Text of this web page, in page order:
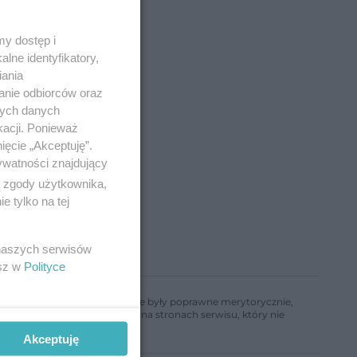
informacje w nim zawarte były poprawne merytorycznie,
informacji zamieszczonych na stronach serwisu, który nie
dostęp i
identyfikatory,
odbiorców oraz
danych
Ponieważ
„Akceptuję”.
znajdujący
użytkownika,
tylko na tej
serwisów
w Polityce
Akceptuję